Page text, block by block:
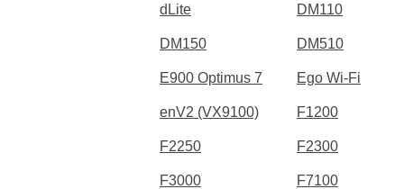
dLite DM110
DM150 DM510
E900 Optimus 7 Ego Wi-Fi
enV2 (VX9100) F1200
F2250 F2300
F3000 F7100